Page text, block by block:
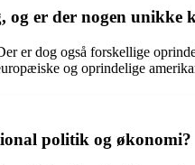
og er der nogen
er dog også forskellige
og oprindelige
politik og økonomi?